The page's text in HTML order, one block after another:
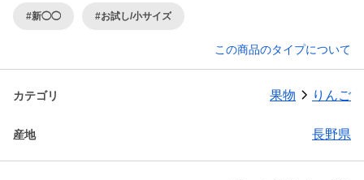
#新◯◯ #お試し/小サイズ
この商品のタイプについて
カテゴリ 果物 りんご
産地 長野県